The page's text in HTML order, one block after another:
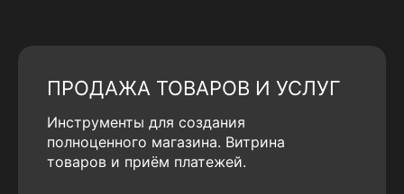
ПРОДАЖА ТОВАРОВ И УСЛУГ
Инструменты для создания
полноценного магазина. Витрина
товаров и приём платежей.